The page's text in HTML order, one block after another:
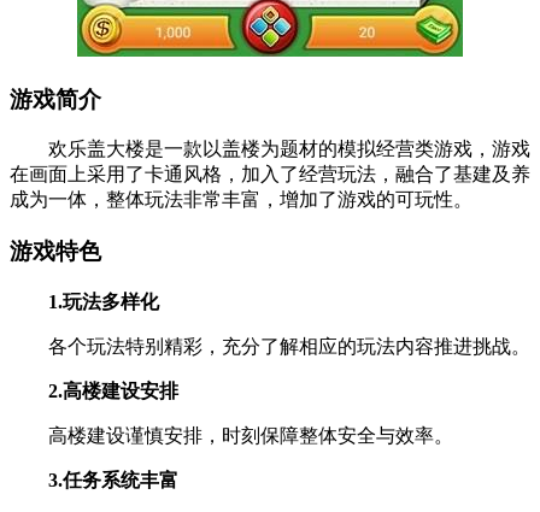
游戏简介
欢乐盖大楼是一款以盖楼为题材的模拟经营类游戏，游戏
在画面上采用了卡通风格，加入了经营玩法，融合了基建及养
成为一体，整体玩法非常丰富，增加了游戏的可玩性。
游戏特色
1.玩法多样化
各个玩法特别精彩，充分了解相应的玩法内容推进挑战。
2.高楼建设安排
高楼建设谨慎安排，时刻保障整体安全与效率。
3.任务系统丰富